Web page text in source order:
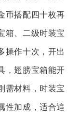
币搭配四十枚再
箱、二级时装宝
操作十次，开出
，翅膀宝箱能开
需材料，时装宝
性加成，适合追